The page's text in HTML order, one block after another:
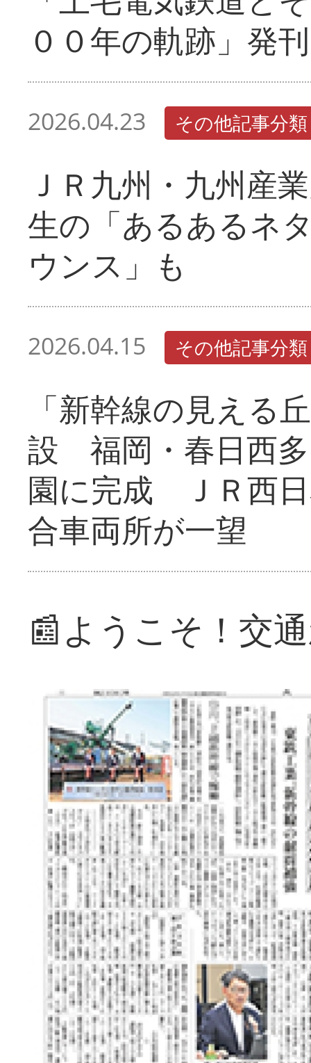
００年の軌跡」発刊
2026.04.23 その他記事分類
ＪＲ九州・九州産
生の「あるあるネ
ウンス」も
2026.04.15 その他記事分類
「新幹線の見える
設 福岡・春日西
園に完成 ＪＲ西
合車両所が一望
📰ようこそ！交